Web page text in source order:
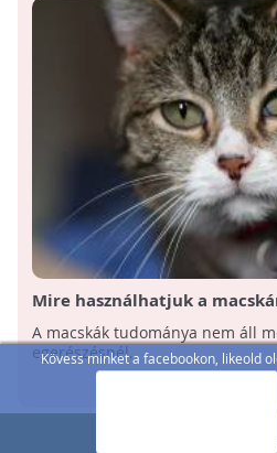
Kövess minket a facebookon, likeold
Mire használhatjuk a
A macskák tudománya nem áll
egerészésnél.